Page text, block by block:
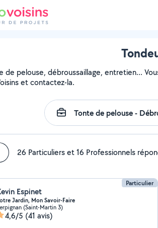
de pelouse, débroussaillage, entretien...
et contactez-la.
26 Particuliers et 16 Professionnels
Particulier
Espinet
Jardin, Mon Savoir-Faire
(Saint-Martin 3)
4,6/5 (41 avis)